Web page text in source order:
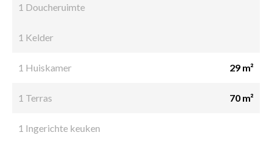
1 Doucheruimte
1 Kelder
1 Huiskamer 29 m²
1 Terras 70 m²
1 Ingerichte keuken